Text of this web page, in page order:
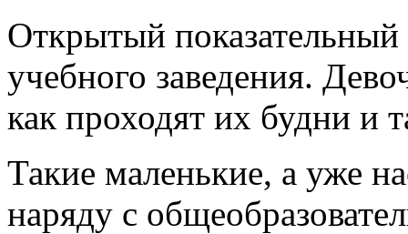
Открытый
учебного заведения.
как проходят их будни и
Такие маленькие, а уже
наряду с